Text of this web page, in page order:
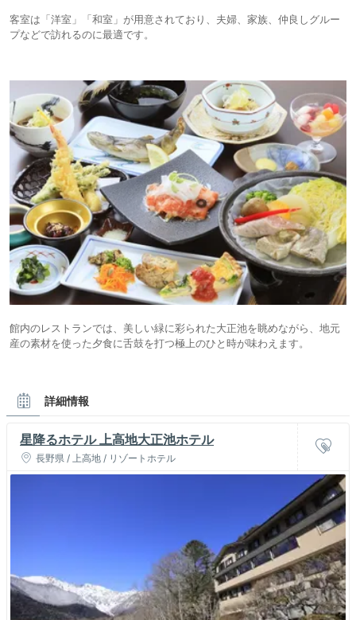
客室は「洋室」「和室」が用意されており、夫婦、家族、仲良しグルー
プなどで訪れるのに最適です。
館内のレストランでは、美しい緑に彩られた大正池を眺めながら、地元
産の素材を使った夕食に舌鼓を打つ極上のひと時が味わえます。
詳細情報
星降るホテル 上高地大正池ホテル
長野県 / 上高地 / リゾートホテル